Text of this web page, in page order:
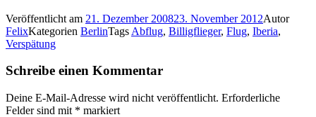
Veröffentlicht am 21. Dezember 200823. November 2012Autor
FelixKategorien BerlinTags Abflug, Billigflieger, Flug, Iberia,
Verspätung
Schreibe einen Kommentar
Deine E-Mail-Adresse wird nicht veröffentlicht. Erforderliche
Felder sind mit * markiert